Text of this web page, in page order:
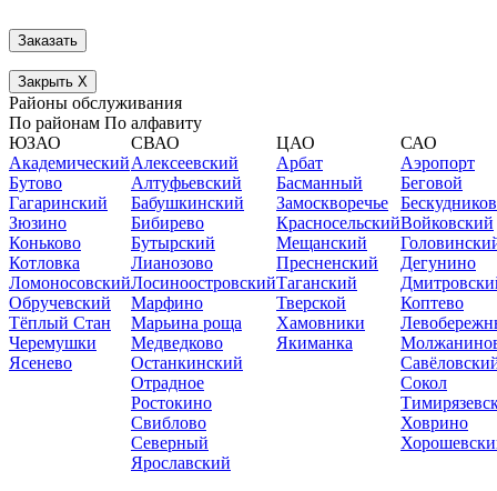
Закрыть X
Районы обслуживания
По районам По алфавиту
ЮЗАО
Академический
Бутово
Гагаринский
Зюзино
Коньково
Котловка
Ломоносовский
Обручевский
Тёплый Стан
Черемушки
Ясенево
СВАО
Алексеевский
Алтуфьевский
Бабушкинский
Бибирево
Бутырский
Лианозово
Лосиноостровский
Марфино
Марьина роща
Медведково
Останкинский
Отрадное
Ростокино
Свиблово
Северный
Ярославский
ЦАО
Арбат
Басманный
Замоскворечье
Красносельский
Мещанский
Пресненский
Таганский
Тверской
Хамовники
Якиманка
САО
Аэропорт
Беговой
Войковский
Дегунино
Коптево
Сокол
Ховрино